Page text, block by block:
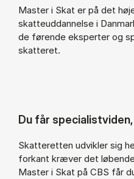
Master i Skat er på det
skatteuddannelse i
de førende eksperter og
skatteret.
Du får
Skatteretten udvikler sig
forkant kræver det
Master i Skat på CBS får